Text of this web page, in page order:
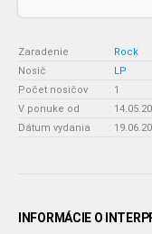
Zaradenie : Rock
Nosič
: LP
Počet nosičov
: 1
V ponuke od
:
Dátum vydania
:
INFORMÁCIE O